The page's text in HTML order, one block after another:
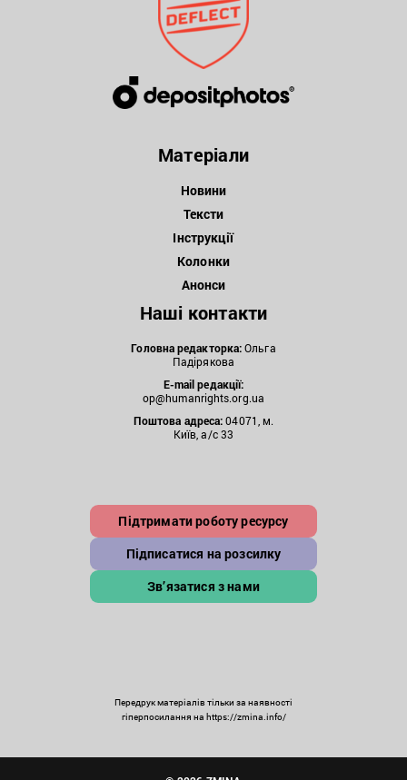
Матеріали
Новини
Тексти
Інструкції
Колонки
Анонси
Наші контакти
Головна редакторка:Ольга
Падірякова
E-mail редакції:
op@humanrights.org.ua
Поштова адреса:04071, м.
Київ, а/с 33
Підтримати роботу ресурсу
Підписатися на розсилку
Зв’язатися з нами
Передрук матеріалів тільки за наявності
гіперпосилання на https://zmina.info/